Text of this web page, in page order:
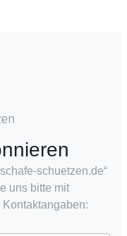
schuetzen.de“
uns bitte mit